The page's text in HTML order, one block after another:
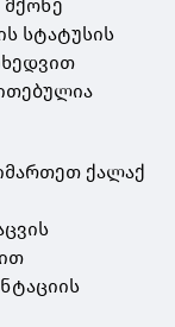
სტატუსის
ქალაქ